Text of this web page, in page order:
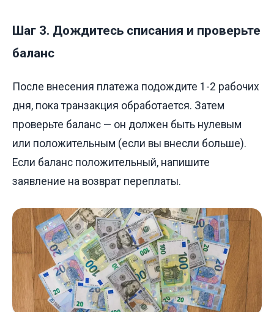
Шаг 3. Дождитесь списания и проверьте
баланс
После внесения платежа подождите 1-2 рабочих
дня, пока транзакция обработается. Затем
проверьте баланс — он должен быть нулевым
или положительным (если вы внесли больше).
Если баланс положительный, напишите
заявление на возврат переплаты.